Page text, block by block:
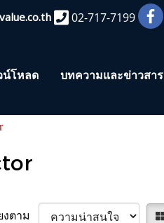
02-717-7199
น์โหลด บทความและข่าวสาร
งตาม